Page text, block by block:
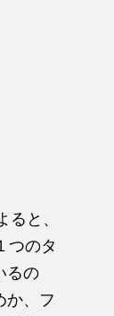
と、
つのタ
るの
か、フ